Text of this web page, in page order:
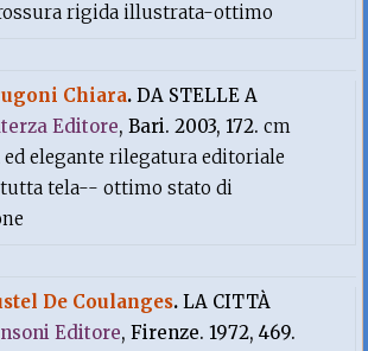
rigida illustrata-ottimo
Chiara.DA STELLE A
Editore, Bari. 2003, 172.cm
ed elegante rilegatura editoriale
tela-- ottimo stato di
De Coulanges.LA CITTÀ
Editore, Firenze. 1972, 469.